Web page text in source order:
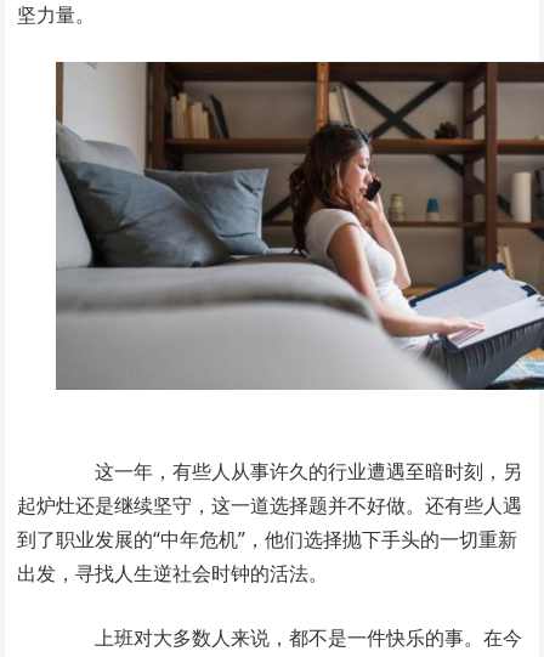
坚力量。
这一年，有些人从事许久的行业遭遇至暗时刻，另
起炉灶还是继续坚守，这一道选择题并不好做。还有些人遇
到了职业发展的“中年危机”，他们选择抛下手头的一切重新
出发，寻找人生逆社会时钟的活法。
上班对大多数人来说，都不是一件快乐的事。在今